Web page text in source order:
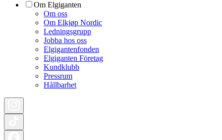
Om Elgiganten
Om oss
Om Elkjøp Nordic
Ledningsgrupp
Jobba hos oss
Elgigantenfonden
Elgiganten Företag
Kundklubb
Pressrum
Hållbarhet